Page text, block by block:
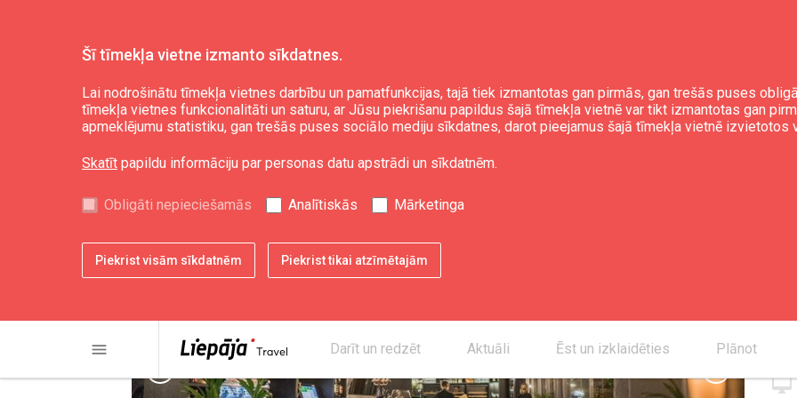
Šī tīmekļa vietne izmanto sīkdatnes.
Lai nodrošinātu tīmekļa vietnes darbību un pamatfunkcijas, tajā tiek izmantotas gan pirmās, gan trešās puses
tīmekļa vietnes funkcionalitāti un saturu, ar Jūsu piekrišanu papildus šajā tīmekļa vietnē var tikt izmantotas gan
apmeklējumu statistiku, gan trešās puses sociālo mediju sīkdatnes, darot pieejamus šajā tīmekļa vietnē izvietotos
Skatīt papildu informāciju par personas datu apstrādi un sīkdatnēm.
Obligāti nepieciešamās Analītiskās Mārketinga
Piekrist visām sīkdatnēm Piekrist tikai atzīmētajām
menu Darīt un redzēt Aktuāli Ēst un izklaidēties Plānot
Restorāns "MO Liepāja"
desktop_mac